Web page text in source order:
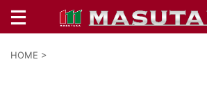
HOME >